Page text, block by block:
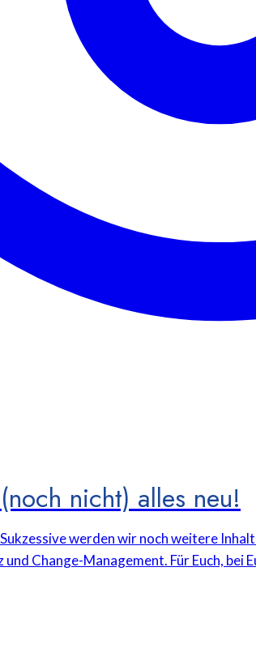
nicht) alles neu!
werden wir noch weitere
Change-Management. Für Euch, bei